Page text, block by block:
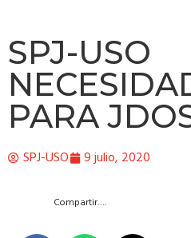
SPJ-USO
PARA
SPJ-USO 9 julio, 2020
Compartir….